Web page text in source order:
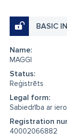
BASIC
Name:
MAGGI
Status:
Reģistrēts
Legal form:
Sabiedrība ar
Registration
40002066882